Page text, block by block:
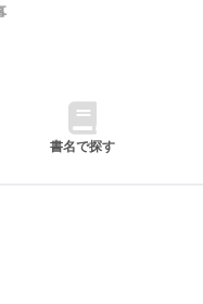
書名で探す